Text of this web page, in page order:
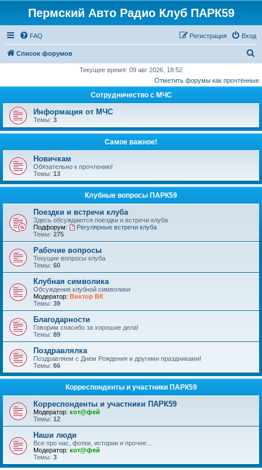
Пермский Авто Радио Клуб ПАРК59
FAQ Вход
Регистрация
Список форумов
и
Текущее время: 09 авг 2026, 18:52
Отметить форумы как прочтённые
Сотрудничество с МЧС
Информация от МЧС
Темы: 3
Самое важное!
Новичкам
Обязательно к прочтению!
Темы: 13
Клубные вопросы ПАРК59
Поездки и встречи клуба
Здесь обсуждаются поездки и встречи клуба
Подфорум:
Регулярные встречи клуба
Темы: 275
Рабочие вопросы
Текущие вопросы клуба
Темы: 60
Клубная символика
Обсуждение клубной символики
Модератор: Виктор ВК
Темы: 39
Благодарности
Говорим спасибо за хорошие дела!
Темы: 89
Поздравлялка
Поздравляем с Днем Рождения и другими праздниками!
Темы: 66
Корреспонденты и участники ПАРК59
Корреспонденты и участники ПАРК59
Модератор: кот@фей
Темы: 12
Наши люди
Все про нас, фотки, истории и прочее...
Модератор: кот@фей
Темы: 3